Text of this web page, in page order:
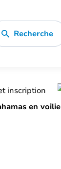
Recherche
inscription
en